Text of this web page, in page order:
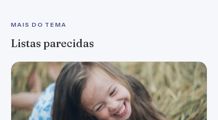
MAIS DO TEMA
Listas parecidas